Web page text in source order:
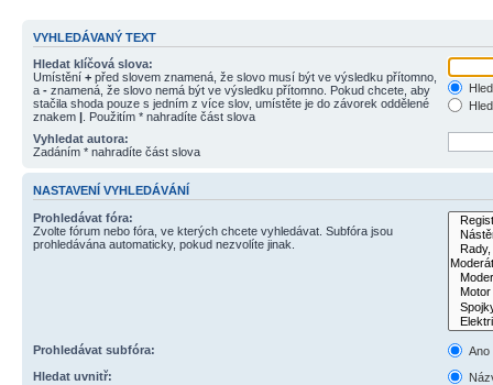
VYHLEDÁVANÝ TEXT
Hledat klíčová slova:
Umístění + před slovem znamená, že slovo musí být ve výsledku přítomno,
a - znamená, že slovo nemá být ve výsledku přítomno. Pokud chcete, aby
stačila shoda pouze s jedním z více slov, umístěte je do závorek oddělené
znakem | . Použitím * nahradíte část slova
Vyhledat autora:
Zadáním * nahradíte část slova
NASTAVENÍ VYHLEDÁVÁNÍ
Prohledávat fóra:
Zvolte fórum nebo fóra, ve kterých chcete vyhledávat. Subfóra jsou
prohledávána automaticky, pokud nezvolíte jinak.
Prohledávat subfóra:
Ano
Hledat uvnitř: